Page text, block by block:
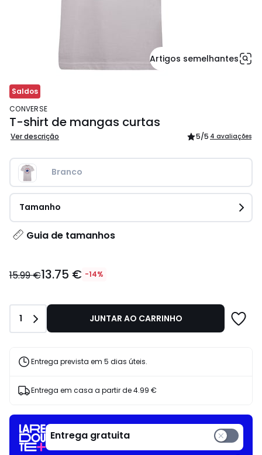
Artigos semelhantes
Saldos
CONVERSE
T-shirt de mangas curtas
Ver descrição 5/5 4 avaliações
Branco
Tamanho
Guia de tamanhos
€
15.99
€
de
desconto
15.99 €13.75 € -14%
Quantidade
1 JUNTAR AO CARRINHO
Entrega prevista em 5 dias úteis.
Entrega em casa a partir de4.99 €
Entrega gratuita